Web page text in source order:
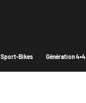
Sport-Bikes Génération 4×4